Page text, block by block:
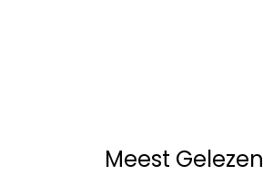
Meest Gelezen